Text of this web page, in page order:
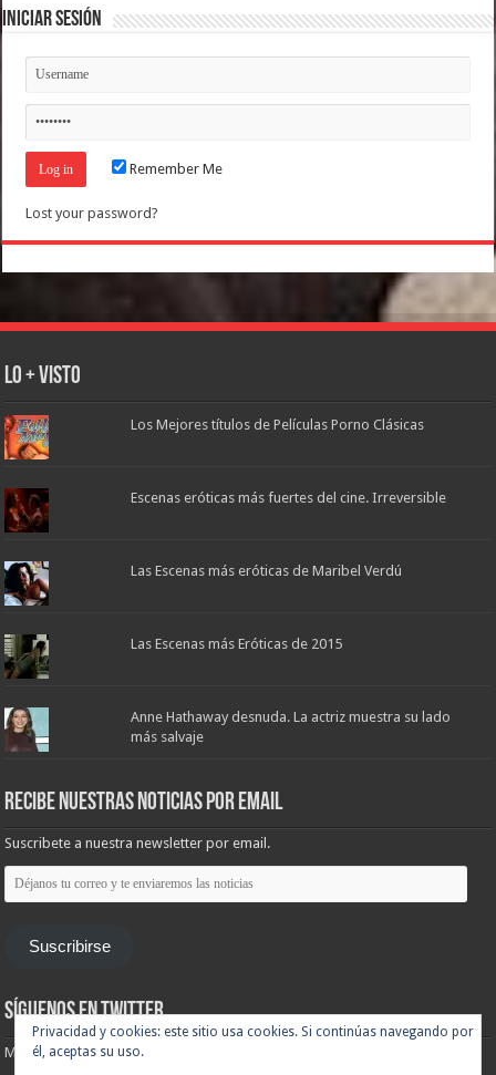
Iniciar Sesión
Remember Me
Lost your password?
Lo + Visto
Los Mejores títulos de Películas Porno Clásicas
Escenas eróticas más fuertes del cine. Irreversible
Las Escenas más eróticas de Maribel Verdú
Las Escenas más Eróticas de 2015
Anne Hathaway desnuda. La actriz muestra su lado
más salvaje
Recibe nuestras noticias por email
Suscribete a nuestra newsletter por email.
Déjanos
tu
correo
enviaremos
Suscribirse
Síguenos en Twitter
Mis tuits
Privacidad y cookies: este sitio usa cookies. Si continúas navegando por
él, aceptas su uso.